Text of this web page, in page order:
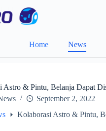
Home News
Astro & Pintu, Belanja Dapat
September 2, 2022
Kolaborasi Astro & Pintu,